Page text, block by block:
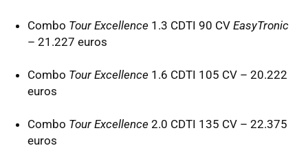
Combo Tour Excellence 1.3 CDTI 90 CV EasyTronic
– 21.227 euros
Combo Tour Excellence 1.6 CDTI 105 CV – 20.222
euros
Combo Tour Excellence 2.0 CDTI 135 CV – 22.375
euros